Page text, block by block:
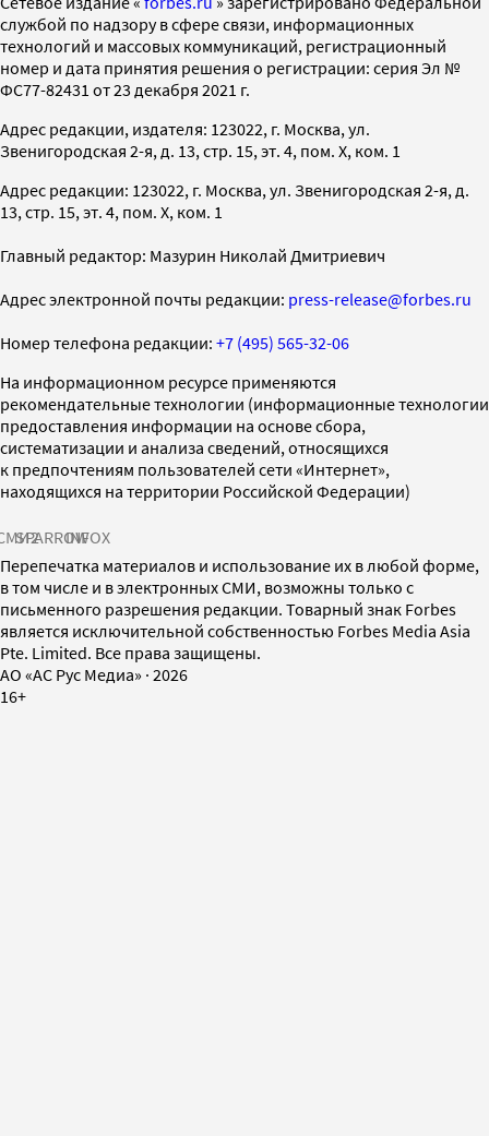
службой по надзору в сфере связи, информационных
технологий и массовых коммуникаций, регистрационный
номер и дата принятия решения о регистрации: серия Эл №
ФС77-82431 от 23 декабря 2021 г.
Адрес редакции, издателя: 123022, г. Москва, ул.
Звенигородская 2-я, д. 13, стр. 15, эт. 4, пом. X, ком. 1
Адрес редакции: 123022, г. Москва, ул. Звенигородская 2-я, д.
13, стр. 15, эт. 4, пом. X, ком. 1
Главный редактор: Мазурин Николай Дмитриевич
Адрес электронной почты редакции: press-release@forbes.ru
Номер телефона редакции: +7 (495) 565-32-06
На информационном ресурсе применяются
рекомендательные технологии (информационные технологии
предоставления информации на основе сбора,
систематизации и анализа сведений, относящихся
к предпочтениям пользователей сети «Интернет»,
находящихся на территории Российской Федерации)
SPARROWINFOX
Перепечатка материалов и использование их в любой форме,
в том числе и в электронных СМИ, возможны только с
письменного разрешения редакции. Товарный знак Forbes
является исключительной собственностью Forbes Media Asia
Pte. Limited. Все права защищены.
AO «АС Рус Медиа» · 2026
16+